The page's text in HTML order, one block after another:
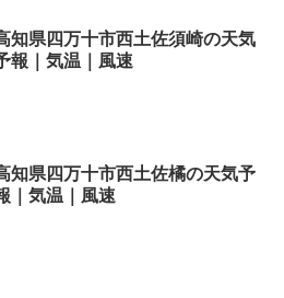
知県四万十市西土佐須崎の天気
報｜気温｜風速
知県四万十市西土佐橘の天気予
｜気温｜風速